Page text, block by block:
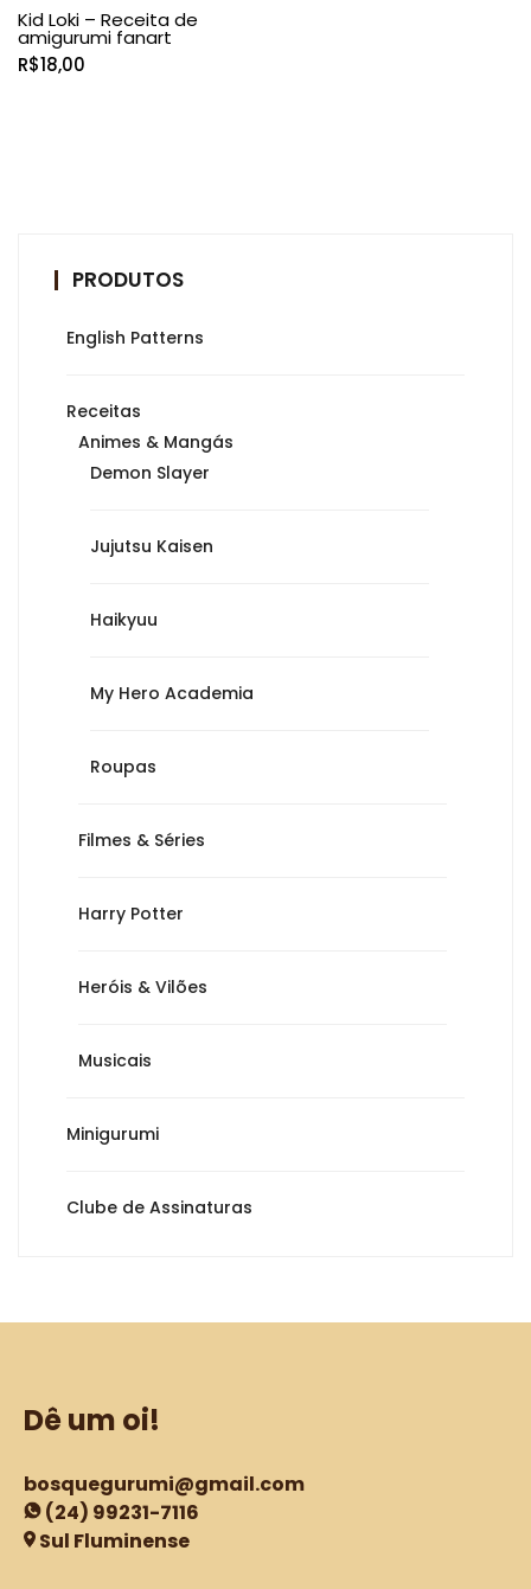
Kid Loki – Receita de
amigurumi fanart
R$18,00
PRODUTOS
English Patterns
Receitas
Animes & Mangás
Demon Slayer
Jujutsu Kaisen
Haikyuu
My Hero Academia
Roupas
Filmes & Séries
Harry Potter
Heróis & Vilões
Musicais
Minigurumi
Clube de Assinaturas
Dê um oi!
bosquegurumi@gmail.com
(24) 99231-7116
Sul Fluminense